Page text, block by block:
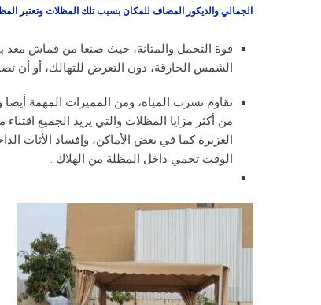
الجمالي والديكور المضاف للمكان بسبب تلك المظلات وتعتبر
قوة التحمل والمتانة، حيث صنعا من قماش معد
الشمس الحارقة، دون التعرض للتهالك، أو أن
تقاوم تسرب المياه، ومن المميزات المهمة
من أكثر مزايا المظلات والتي يريد الجميع
الغزيرة كما في بعض الأماكن، وإفساد الأثاث
الوقت تحمي داخل المظلة من الهلاك .